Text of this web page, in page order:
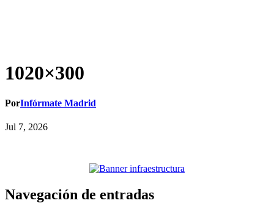
1020×300
PorInfórmate Madrid
Jul 7, 2026
Navegación de entradas